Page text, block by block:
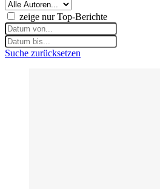
zeige nur Top-Berichte
Suche zurücksetzen